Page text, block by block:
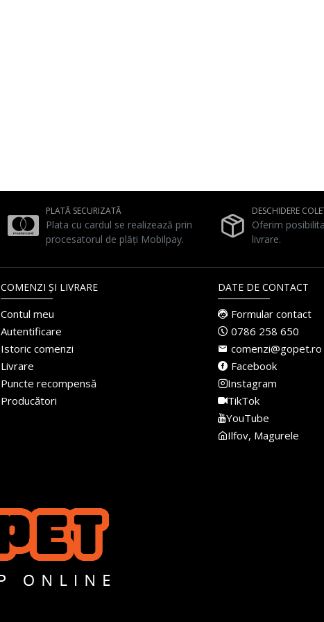
PLATĂ SECURIZATĂ
Plata cu cardul se realizează prin
procesatorul de plăți Mobilpay.
DESCHIDERE
Oferim
livrare.
COMENZI ȘI LIVRARE
Contul meu
Autentificare
Istoric comenzi
Livrare
Puncte recompensă
Producători
DATE DE CONTACT
Formular contact
0786 258 650
comenzi@gopet.ro
Facebook
Instagram
TikTok
YouTube
Ilfov, Magurele